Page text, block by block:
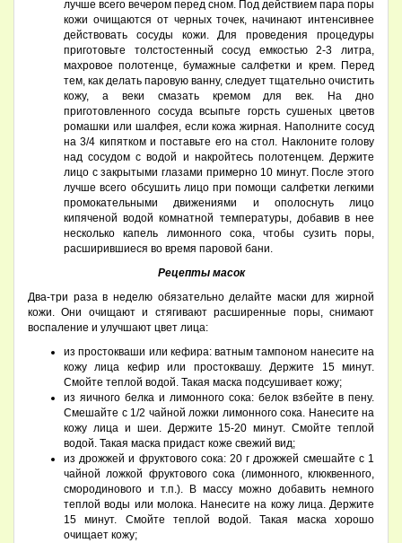
лучше всего вечером перед сном. Под действием пара поры
кожи очищаются от черных точек, начинают интенсивнее
действовать сосуды кожи. Для проведения процедуры
приготовьте толстостенный сосуд емкостью 2-3 литра,
махровое полотенце, бумажные салфетки и крем. Перед
тем, как делать паровую ванну, следует тщательно очистить
кожу, а веки смазать кремом для век. На дно
приготовленного сосуда всыпьте горсть сушеных цветов
ромашки или шалфея, если кожа жирная. Наполните сосуд
на 3/4 кипятком и поставьте его на стол. Наклоните голову
над сосудом с водой и накройтесь полотенцем. Держите
лицо с закрытыми глазами примерно 10 минут. После этого
лучше всего обсушить лицо при помощи салфетки легкими
промокательными движениями и ополоснуть лицо
кипяченой водой комнатной температуры, добавив в нее
несколько капель лимонного сока, чтобы сузить поры,
расширившиеся во время паровой бани.
Рецепты масок
Два-три раза в неделю обязательно делайте маски для жирной
кожи. Они очищают и стягивают расширенные поры, снимают
воспаление и улучшают цвет лица:
из простокваши или кефира: ватным тампоном нанесите на
кожу лица кефир или простоквашу. Держите 15 минут.
Смойте теплой водой. Такая маска подсушивает кожу;
из яичного белка и лимонного сока: белок взбейте в пену.
Смешайте с 1/2 чайной ложки лимонного сока. Нанесите на
кожу лица и шеи. Держите 15-20 минут. Смойте теплой
водой. Такая маска придаст коже свежий вид;
из дрожжей и фруктового сока: 20 г дрожжей смешайте с 1
чайной ложкой фруктового сока (лимонного, клюквенного,
смородинового и т.п.). В массу можно добавить немного
теплой воды или молока. Нанесите на кожу лица. Держите
15 минут. Смойте теплой водой. Такая маска хорошо
очищает кожу;